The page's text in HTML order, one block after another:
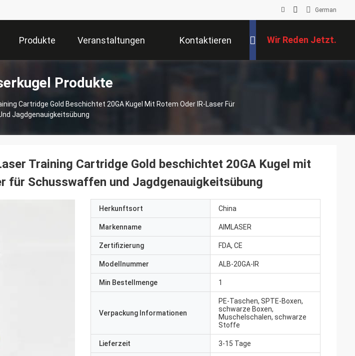
German
Produkte Veranstaltungen Kontaktieren Wir Reden Jetzt.
Produkte
Cartridge Gold Beschichtet 20GA Kugel Mit Rotem Oder IR-Laser Für
Jagdgenauigkeitsübung
Training Cartridge Gold beschichtet 20GA Kugel mit
für Schusswaffen und Jagdgenauigkeitsübung
Herkunftsort China
Markenname AIMLASER
Zertifizierung FDA, CE
Modellnummer ALB-20GA-IR
Min Bestellmenge 1
Verpackung Informationen
PE-Taschen, SPTE-Boxen,
schwarze Boxen,
Muschelschalen, schwarze
Stoffe
Lieferzeit 3-15 Tage